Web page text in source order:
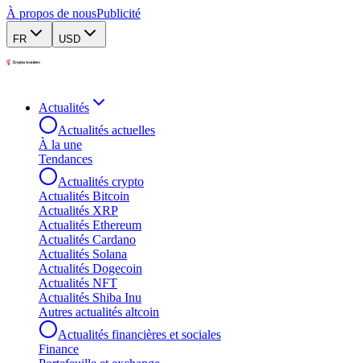
À propos de nousPublicité
FR USD
Actualités
Actualités actuelles
À la une
Tendances
Actualités crypto
Actualités Bitcoin
Actualités XRP
Actualités Ethereum
Actualités Cardano
Actualités Solana
Actualités Dogecoin
Actualités NFT
Actualités Shiba Inu
Autres actualités altcoin
Actualités financières et sociales
Finance